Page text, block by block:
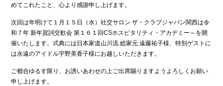
めてこれたこと、心より感謝申し上げます。
次回は年明けて１月１５日（水）社交サロン ザ・クラブジャパン関西は令
和７年 新年賀詞交歓会 第１６１回CSホスピタリティ・アカデミー～を開
催いたします。式典には日本家道山川流 総家元 遠藤祐子様、特別ゲストに
は永遠のアイドル宇野美香子様にお越しいただきます。
ご都合ゆるす限り、お誘いあわせの上ご出席賜りますようよろしくお願い
申し上げます。